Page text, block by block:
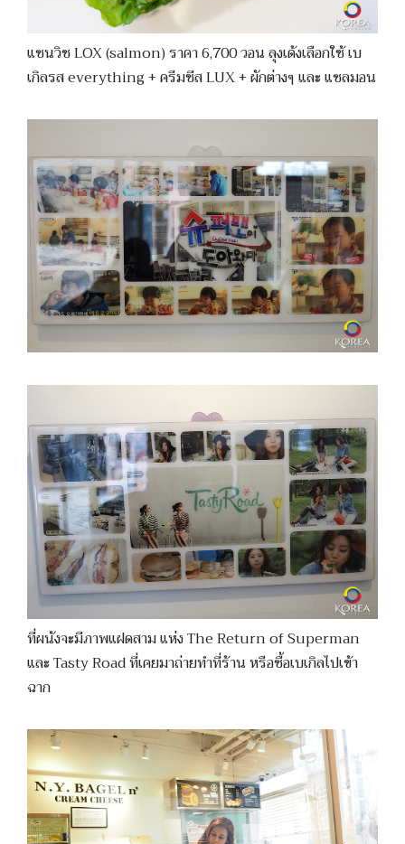
แซนวิช LOX (salmon) ราคา 6,700 วอน ลุงเด้งเลือกใช้ เบ
เกิลรส everything + ครีมชีส LUX + ผักต่างๆ และ แซลมอน
ที่ผนังจะมีภาพแฝดสาม แห่ง The Return of Superman
และ Tasty Road ที่เคยมาถ่ายทำที่ร้าน หรือซื้อเบเกิลไปเข้า
ฉาก